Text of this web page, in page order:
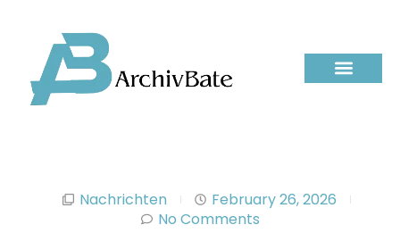
Nachrichten
February 26, 2026
No Comments